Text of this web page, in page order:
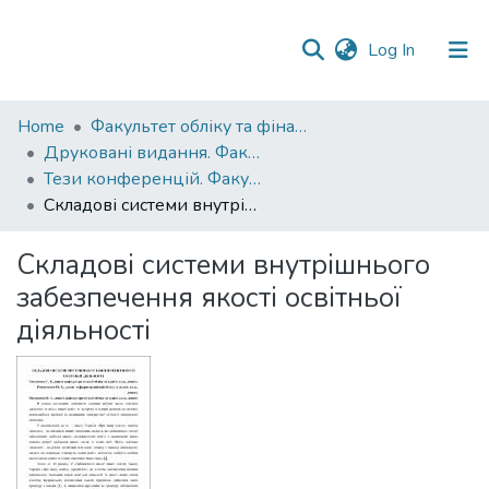
Log In (current)
Communities
&
Collections
All of DSpace
Statistics
Home
Факультет обліку та фінансів
Друковані видання. Факультет обліку та фінансів
Тези конференцій. Факультет обліку та фінансів
Складові системи внутрішнього забезпечення якості освітньої діяльності
Складові системи внутрішнього
забезпечення якості освітньої
діяльності